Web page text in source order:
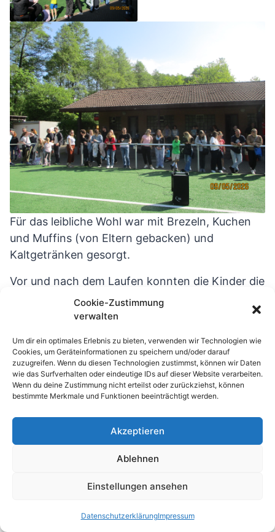
Cookie-Zustimmung
verwalten
Um dir ein optimales Erlebnis zu bieten, verwenden wir Technologien wie
Cookies, um Geräteinformationen zu speichern und/oder darauf
zuzugreifen. Wenn du diesen Technologien zustimmst, können wir Daten
wie das Surfverhalten oder eindeutige IDs auf dieser Website verarbeiten.
Wenn du deine Zustimmung nicht erteilst oder zurückziehst, können
bestimmte Merkmale und Funktionen beeinträchtigt werden.
Akzeptieren
Ablehnen
Einstellungen ansehen
DatenschutzerklärungImpressum
Für das leibliche Wohl war mit Brezeln, Kuchen
und Muffins (von Eltern gebacken) und
Kaltgetränken gesorgt.
Vor und nach dem Laufen konnten die Kinder die
vielen Möglichkeiten an der Spielestation nutzen.
Nun gilt es, die Laufzettel auszuwerten und die